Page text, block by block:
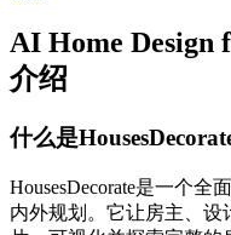
AI Home
介绍
什么是
HousesDecorate是一个
内外规划。它让房主、设